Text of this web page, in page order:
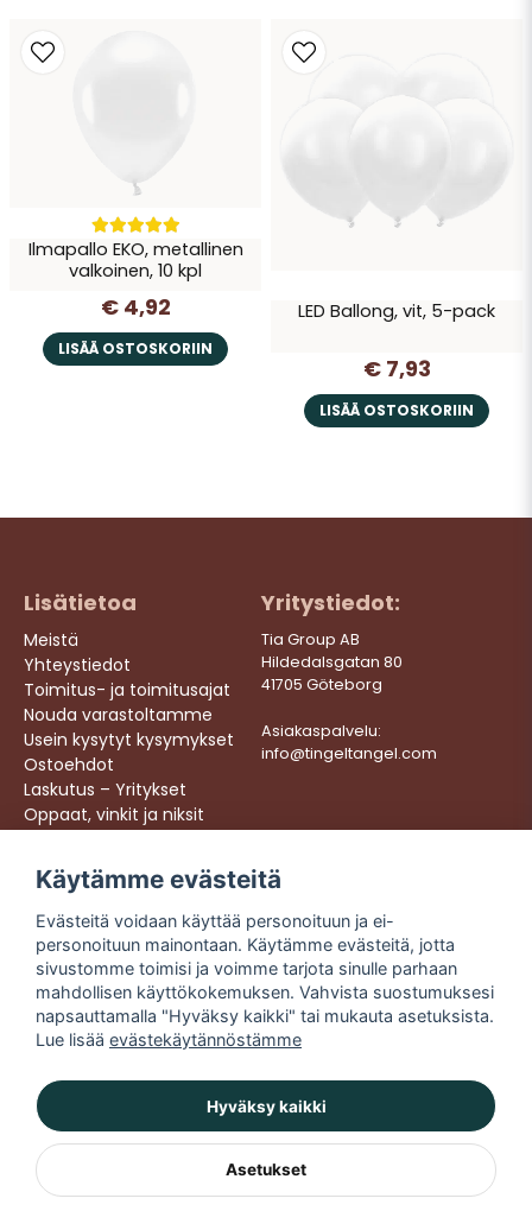
Ilmapallo EKO, metallinen
valkoinen, 10 kpl
€ 4,92
LISÄÄ OSTOSKORIIN
LED Ballong, vit, 5-pack
€ 7,93
LISÄÄ OSTOSKORIIN
Lisätietoa
Meistä
Yhteystiedot
Toimitus- ja toimitusajat
Nouda varastoltamme
Usein kysytyt kysymykset
Ostoehdot
Laskutus – Yritykset
Oppaat, vinkit ja niksit
Yritystiedot:
Tia Group AB
Hildedalsgatan 80
41705 Göteborg
Asiakaspalvelu:
info@tingeltangel.com
Följ oss:
Instagram
Facebook
TikTok
YouTube
Nopeat toimitukset
Turvalliset ostokset
Ilmainen toimitus yli
49 € tilauksiin
Käytämme evästeitä
Evästeitä voidaan käyttää personoituun ja ei-
personoituun mainontaan. Käytämme evästeitä, jotta
sivustomme toimisi ja voimme tarjota sinulle parhaan
mahdollisen käyttökokemuksen. Vahvista suostumuksesi
napsauttamalla "Hyväksy kaikki" tai mukauta asetuksista.
Lue lisää evästekäytännöstämme
Hyväksy kaikki
Asetukset